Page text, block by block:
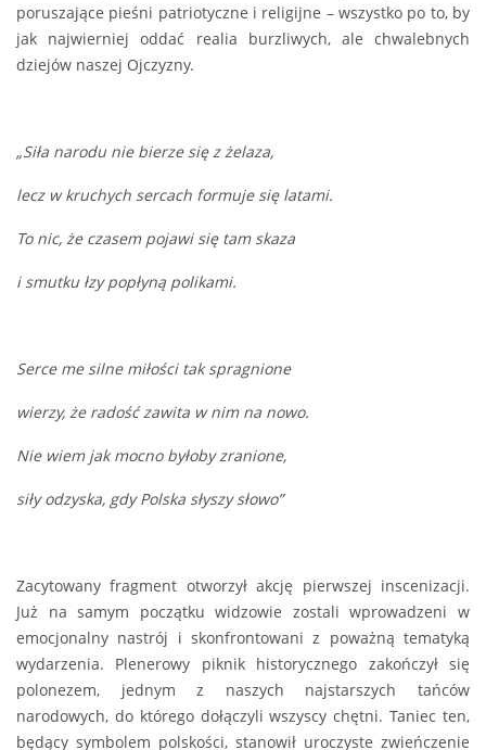
poruszające pieśni patriotyczne i religijne – wszystko po to, by
jak najwierniej oddać realia burzliwych, ale chwalebnych
dziejów naszej Ojczyzny.
„Siła narodu nie bierze się z żelaza,
lecz w kruchych sercach formuje się latami.
To nic, że czasem pojawi się tam skaza
i smutku łzy popłyną polikami.
Serce me silne miłości tak spragnione
wierzy, że radość zawita w nim na nowo.
Nie wiem jak mocno byłoby zranione,
siły odzyska, gdy Polska słyszy słowo”
Zacytowany fragment otworzył akcję pierwszej inscenizacji.
Już na samym początku widzowie zostali wprowadzeni w
emocjonalny nastrój i skonfrontowani z poważną tematyką
wydarzenia. Plenerowy piknik historycznego zakończył się
polonezem, jednym z naszych najstarszych tańców
narodowych, do którego dołączyli wszyscy chętni. Taniec ten,
będący symbolem polskości, stanowił uroczyste zwieńczenie